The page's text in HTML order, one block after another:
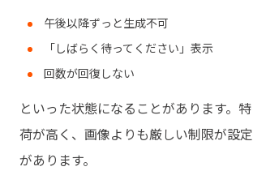
午後以降ずっと生成不可
「しばらく待ってください」表示
回数が回復しない
といった状態になることがあります。
荷が高く、画像よりも厳しい制限が設
があります。